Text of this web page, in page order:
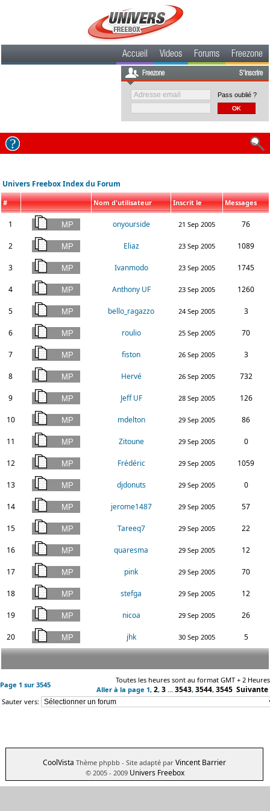
Accueil Videos Forums Freezone
Freezone S'inscrire
Pass oublié ?
Univers Freebox Index du Forum
# Nom d'utilisateur Inscrit le Messages
1 onyourside 21 Sep 2005 76
2 Eliaz 23 Sep 2005 1089
3 Ivanmodo 23 Sep 2005 1745
4 Anthony UF 23 Sep 2005 1260
5 bello_ragazzo 24 Sep 2005 3
6 roulio 25 Sep 2005 70
7 fiston 26 Sep 2005 3
8 Hervé 26 Sep 2005 732
9 Jeff UF 28 Sep 2005 126
10 mdelton 29 Sep 2005 86
11 Zitoune 29 Sep 2005 0
12 Frédéric 29 Sep 2005 1059
13 djdonuts 29 Sep 2005 0
14 jerome1487 29 Sep 2005 57
15 Tareeq7 29 Sep 2005 22
16 quaresma 29 Sep 2005 12
17 pink 29 Sep 2005 70
18 stefga 29 Sep 2005 12
19 nicoa 29 Sep 2005 26
20 jhk 30 Sep 2005 5
Page 1 sur 3545
Toutes les heures sont au format GMT + 2 Heures
Aller à la page 1, 2, 3 ... 3543, 3544, 3545 Suivante
Sauter vers:
CoolVista Thème phpbb - Site adapté par Vincent Barrier
© 2005 - 2009 Univers Freebox